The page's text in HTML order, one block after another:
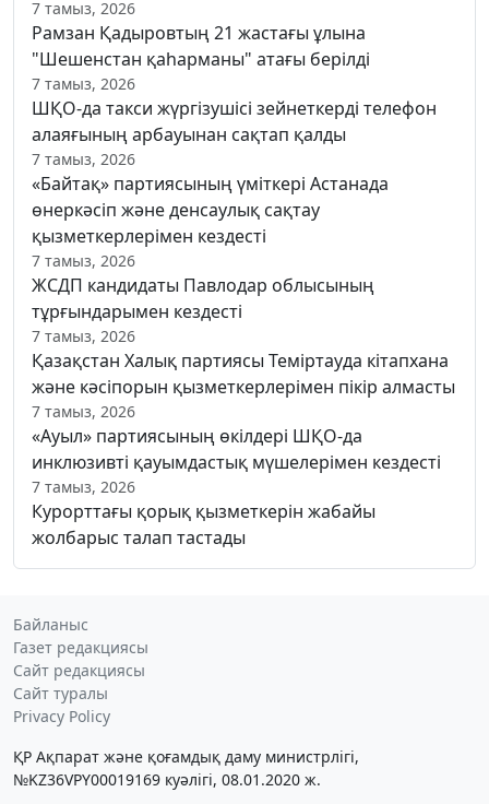
7 тамыз, 2026
Рамзан Қадыровтың 21 жастағы ұлына
"Шешенстан қаһарманы" атағы берілді
7 тамыз, 2026
ШҚО-да такси жүргізушісі зейнеткерді телефон
алаяғының арбауынан сақтап қалды
7 тамыз, 2026
«Байтақ» партиясының үміткері Астанада
өнеркәсіп және денсаулық сақтау
қызметкерлерімен кездесті
7 тамыз, 2026
ЖСДП кандидаты Павлодар облысының
тұрғындарымен кездесті
7 тамыз, 2026
Қазақстан Халық партиясы Теміртауда кітапхана
және кәсіпорын қызметкерлерімен пікір алмасты
7 тамыз, 2026
«Ауыл» партиясының өкілдері ШҚО-да
инклюзивті қауымдастық мүшелерімен кездесті
7 тамыз, 2026
Курорттағы қорық қызметкерін жабайы
жолбарыс талап тастады
Байланыс
Газет редакциясы
Сайт редакциясы
Сайт туралы
Privacy Policy
ҚР Ақпарат және қоғамдық даму министрлігі,
№KZ36VPY00019169 куәлігі, 08.01.2020 ж.